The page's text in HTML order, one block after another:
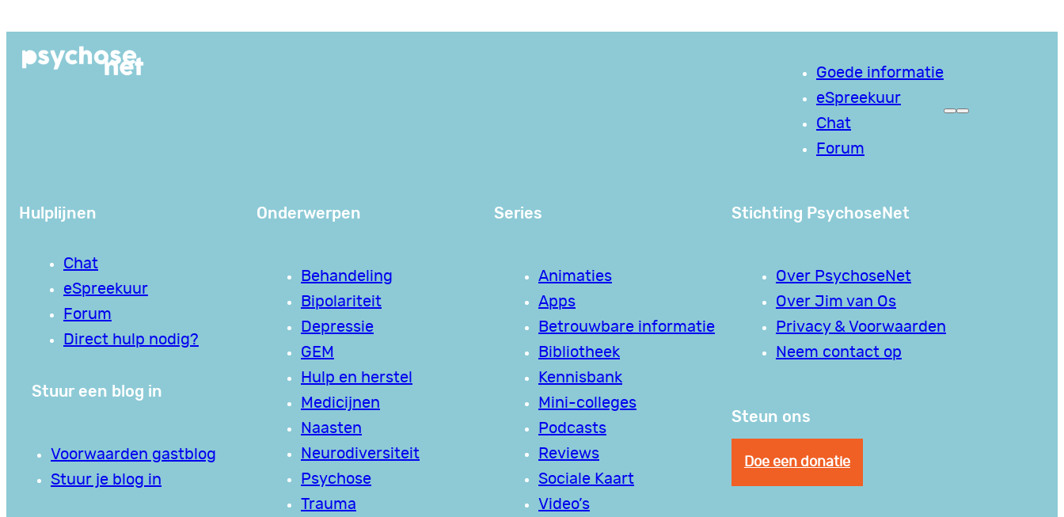
de
Goede informatie
eSpreekuur
Chat
Forum
Hulplijnen
Chat
eSpreekuur
Forum
Direct hulp nodig?
Stuur een blog in
Voorwaarden gastblog
Stuur je blog in
Onderwerpen
Behandeling
Bipolariteit
Depressie
GEM
Hulp en herstel
Medicijnen
Naasten
Neurodiversiteit
Psychose
Trauma
Series
Animaties
Apps
Betrouwbare informatie
Bibliotheek
Kennisbank
Mini-colleges
Podcasts
Reviews
Sociale Kaart
Video’s
Stichting PsychoseNet
Over PsychoseNet
Over Jim van Os
Privacy & Voorwaarden
Neem contact op
Steun ons
Doe een donatie